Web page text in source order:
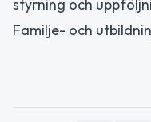
styrning och
Familje- och